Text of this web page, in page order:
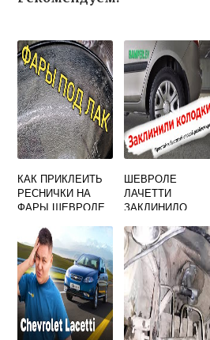
КАК ПРИКЛЕИТЬ
РЕСНИЧКИ НА
ФАРЫ ШЕВРОЛЕ
ШЕВРОЛЕ
ЛАЧЕТТИ
ЗАКЛИНИЛО
КОЛЕСО